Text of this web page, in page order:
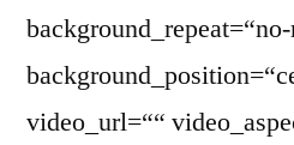
video_url=““